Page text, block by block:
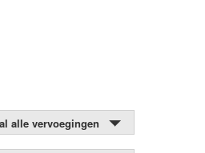
alle vervoegingen